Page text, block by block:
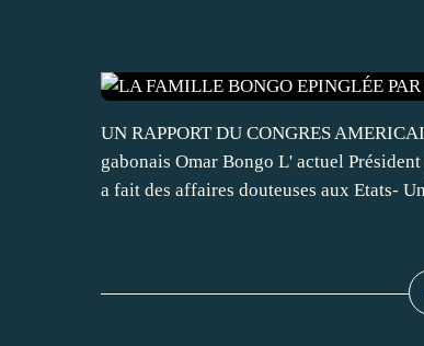
UN RAPPORT DU CONGRES
gabonais Omar Bongo L' actuel
a fait des affaires douteuses aux Etats-